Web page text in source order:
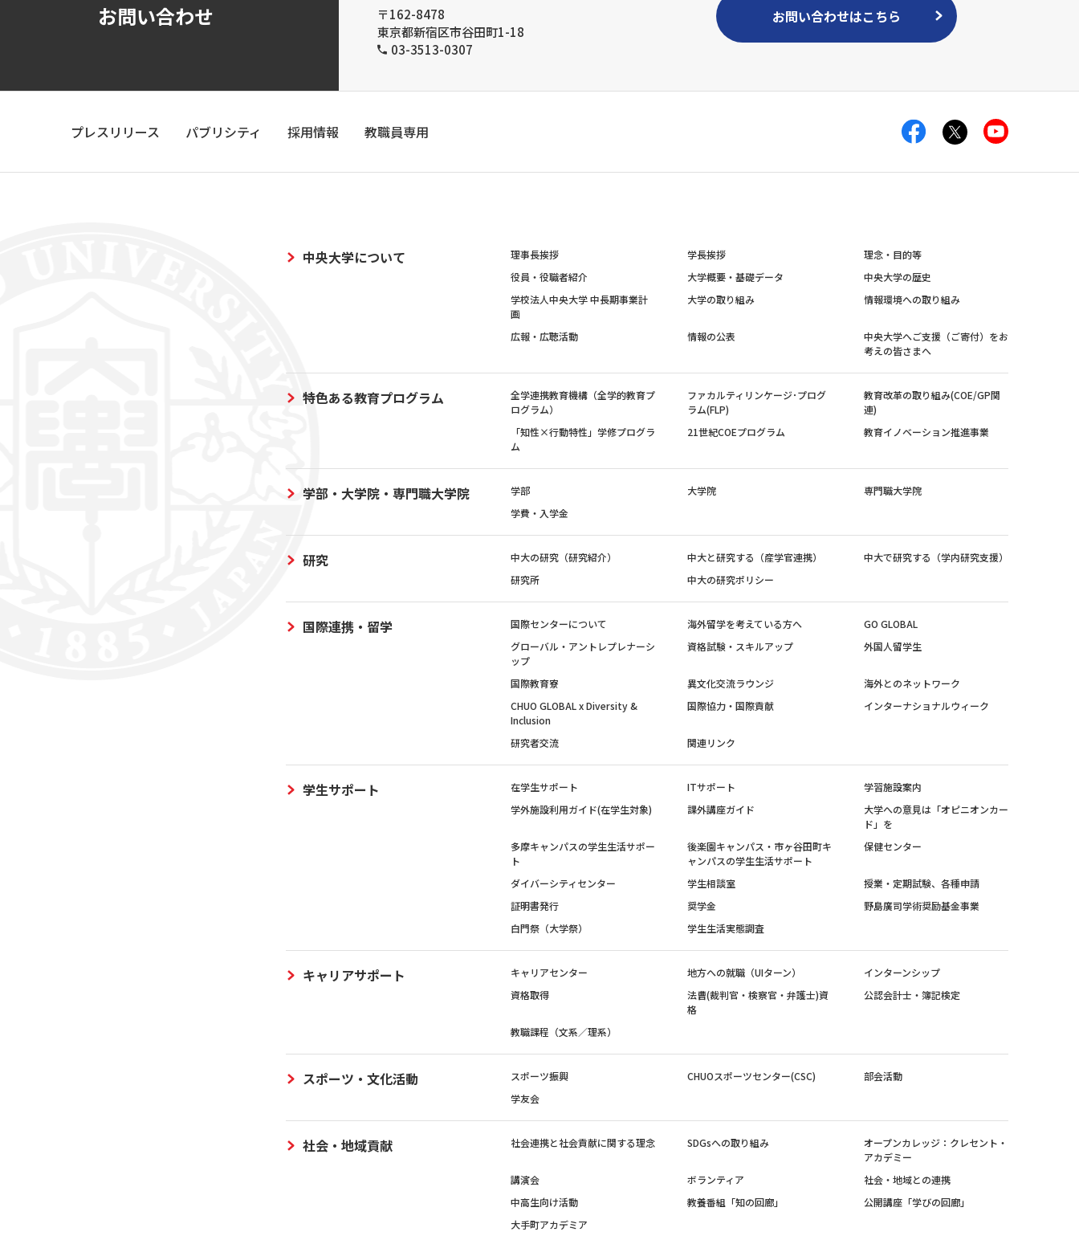
お問い合わせ
〒162-8478
東京都新宿区市谷田町1-18
03-3513-0307
お問い合わせはこちら
プレスリリース パブリシティ 採用情報 教職員専用
中央大学について 理事長挨拶 学長挨拶
理念・目的等
役員・役職者紹介
大学概要・基礎データ
中央大学の歴史
学校法人中央大学 中長期事業計
画
大学の取り組み 情報環境への取り組み
広報・広聴活動 情報の公表
中央大学へご支援（ご寄付）をお
考えの皆さまへ
特色ある教育プログラム
全学連携教育機構（全学的教育プ
ログラム）
ファカルティリンケージ･プログ
ラム(FLP)
教育改革の取り組み(COE/GP関
連)
「知性×行動特性」学修プログラ
ム
21世紀COEプログラム 教育イノベーション推進事業
学部・大学院・専門職大学院 学部 大学院
専門職大学院
学費・入学金
研究 中大の研究（研究紹介） 中大と研究する（産学官連携）
中大で研究する（学内研究支援）
研究所
中大の研究ポリシー
国際連携・留学 国際センターについて 海外留学を考えている方へ
GO GLOBAL
グローバル・アントレプレナーシ
ップ
資格試験・スキルアップ 外国人留学生
国際教育寮 異文化交流ラウンジ
海外とのネットワーク
CHUO GLOBAL x Diversity &
Inclusion
国際協力・国際貢献 インターナショナルウィーク
研究者交流 関連リンク
学生サポート 在学生サポート ITサポート
学習施設案内
学外施設利用ガイド(在学生対象)
課外講座ガイド
大学への意見は「オピニオンカー
ド」を
多摩キャンパスの学生生活サポー
ト
後楽園キャンパス・市ヶ谷田町キ
ャンパスの学生生活サポート
保健センター
ダイバーシティセンター 学生相談室
授業・定期試験、各種申請
証明書発行
奨学金
野島廣司学術奨励基金事業
白門祭（大学祭）
学生生活実態調査
キャリアサポート キャリアセンター 地方への就職（UIターン）
インターンシップ
資格取得
法曹(裁判官・検察官・弁護士)資
格
公認会計士・簿記検定
教職課程（文系／理系）
スポーツ・文化活動 スポーツ振興 CHUOスポーツセンター(CSC)
部会活動
学友会
社会・地域貢献 社会連携と社会貢献に関する理念 SDGsへの取り組み
オープンカレッジ：クレセント・
アカデミー
講演会
ボランティア
社会・地域との連携
中高生向け活動
教養番組「知の回廊」
公開講座「学びの回廊」
大手町アカデミア